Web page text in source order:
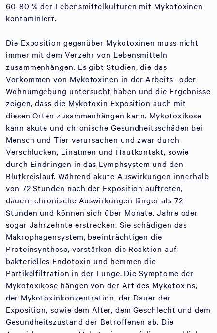
60-80 % der Lebensmittelkulturen mit Mykotoxinen
kontaminiert.
Die Exposition gegenüber Mykotoxinen muss nicht
immer mit dem Verzehr von Lebensmitteln
zusammenhängen. Es gibt Studien, die das
Vorkommen von Mykotoxinen in der Arbeits- oder
Wohnumgebung untersucht haben und die Ergebnisse
zeigen, dass die Mykotoxin Exposition auch mit
diesen Orten zusammenhängen kann. Mykotoxikose
kann akute und chronische Gesundheitsschäden bei
Mensch und Tier verursachen und zwar durch
Verschlucken, Einatmen und Hautkontakt, sowie
durch Eindringen in das Lymphsystem und den
Blutkreislauf. Während akute Auswirkungen innerhalb
von 72 Stunden nach der Exposition auftreten,
dauern chronische Auswirkungen länger als 72
Stunden und können sich über Monate, Jahre oder
sogar Jahrzehnte erstrecken. Sie schädigen das
Makrophagensystem, beeinträchtigen die
Proteinsynthese, verstärken die Reaktion auf
bakterielles Endotoxin und hemmen die
Partikelfiltration in der Lunge. Die Symptome der
Mykotoxikose hängen von der Art des Mykotoxins,
der Mykotoxinkonzentration, der Dauer der
Exposition, sowie dem Alter, dem Geschlecht und dem
Gesundheitszustand der Betroffenen ab. Die